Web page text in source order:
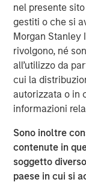
nel presente
gestiti o che si
Morgan Stanley
rivolgono, né
all’utilizzo da
cui la
autorizzata o in
informazioni
Sono inoltre
contenute in
soggetto
paese in cui si
organic and
acquisition of
based provider
for the legal
with the
commercial go-
executive team
efficient
product
opportunity.
generated